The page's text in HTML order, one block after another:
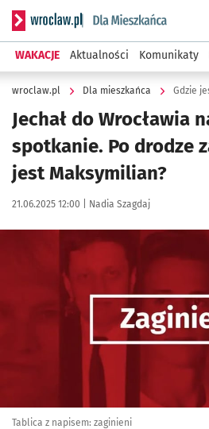
Serwis informacyjny wroclaw.pl
WAKACJE Aktualności Komunikaty
wroclaw.pl Dla mieszkańca Gdzie
Jechał do Wrocławia
spotkanie. Po drodze
jest Maksymilian?
Data publikacji:
21.06.2025 12:00 | Autor:
Nadia Szagdaj
Kliknij, aby powiększyć
Tablica z napisem: zaginieni